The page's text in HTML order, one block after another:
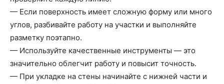
— Если поверхность имеет сложную форму или много
углов, разбивайте работу на участки и выполняйте
разметку поэтапно.
— Используйте качественные инструменты — это
значительно облегчит работу и повысит точность.
— При укладке на стены начинайте с нижней части и